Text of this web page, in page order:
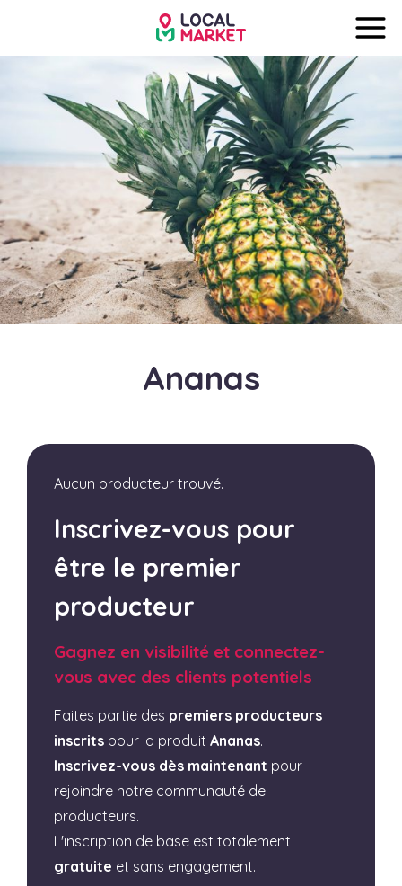
Ananas
Aucun producteur trouvé.
Inscrivez-vous pour
être le premier
producteur
Gagnez en visibilité et connectez-
vous avec des clients potentiels
Faites partie des premiers producteurs
inscrits pour la produit Ananas.
Inscrivez-vous dès maintenant pour
rejoindre notre communauté de
producteurs.
L'inscription de base est totalement
gratuite et sans engagement.